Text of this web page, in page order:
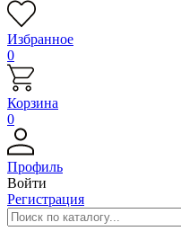
Избранное
0
Корзина
0
Профиль
Войти
Регистрация